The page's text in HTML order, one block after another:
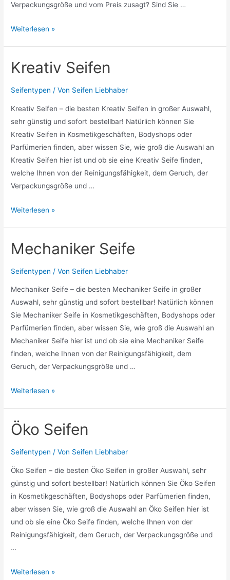
Verpackungsgröße und vom Preis zusagt? Sind Sie …
Seifenbrüche
Weiterlesen »
Kreativ Seifen
Seifentypen / Von Seifen Liebhaber
Kreativ Seifen – die besten Kreativ Seifen in großer Auswahl,
sehr günstig und sofort bestellbar! Natürlich können Sie
Kreativ Seifen in Kosmetikgeschäften, Bodyshops oder
Parfümerien finden, aber wissen Sie, wie groß die Auswahl an
Kreativ Seifen hier ist und ob sie eine Kreativ Seife finden,
welche Ihnen von der Reinigungsfähigkeit, dem Geruch, der
Verpackungsgröße und …
Kreativ
Weiterlesen »
Mechaniker Seife
Seifentypen / Von Seifen Liebhaber
Mechaniker Seife – die besten Mechaniker Seife in großer
Auswahl, sehr günstig und sofort bestellbar! Natürlich können
Sie Mechaniker Seife in Kosmetikgeschäften, Bodyshops oder
Parfümerien finden, aber wissen Sie, wie groß die Auswahl an
Mechaniker Seife hier ist und ob sie eine Mechaniker Seife
finden, welche Ihnen von der Reinigungsfähigkeit, dem
Geruch, der Verpackungsgröße und …
Mechaniker
Weiterlesen »
Öko Seifen
Seifentypen / Von Seifen Liebhaber
Öko Seifen – die besten Öko Seifen in großer Auswahl, sehr
günstig und sofort bestellbar! Natürlich können Sie Öko Seifen
in Kosmetikgeschäften, Bodyshops oder Parfümerien finden,
aber wissen Sie, wie groß die Auswahl an Öko Seifen hier ist
und ob sie eine Öko Seife finden, welche Ihnen von der
Reinigungsfähigkeit, dem Geruch, der Verpackungsgröße und
…
Öko
Weiterlesen »